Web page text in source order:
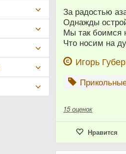
За радостью
Однажды
Мы так боимся
Что носим на
Игорь
15 оценок
Нравится